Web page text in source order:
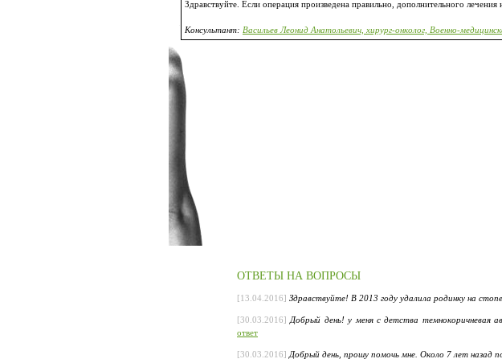
Здравствуйте. Если операция произведена правильно, дополнительного
Консультант: Васильев Леонид Анатольевич, хирург-онколог, Военно-
ОТВЕТЫ НА ВОПРОСЫ
[13.04.2016] Здравствуйте! В 2013 году удалила родинку на
[30.03.2016] Добрый день! у меня с детства темнокоричневая
ответ
[30.03.2016] Добрый день, прошу помочь мне. Около 7 лет назад